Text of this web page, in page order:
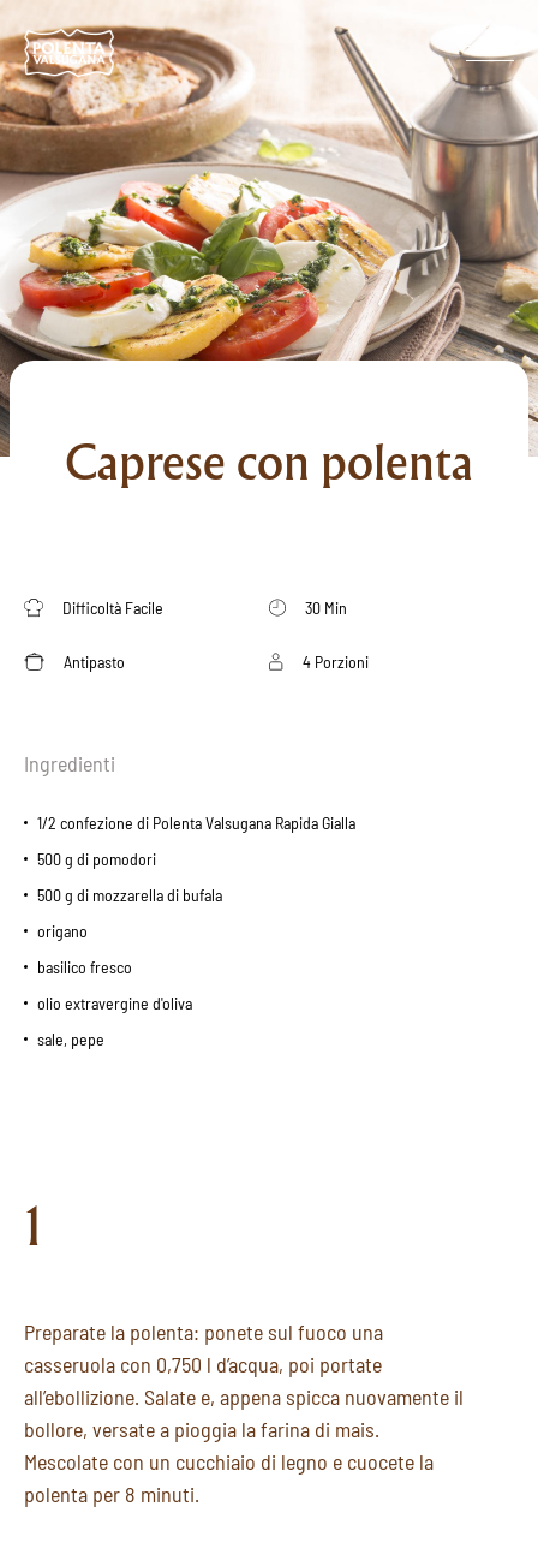
Caprese con polenta
Difficoltà Facile 30 Min
Antipasto 4 Porzioni
Ingredienti
1/2 confezione di Polenta Valsugana Rapida Gialla
500 g di pomodori
500 g di mozzarella di bufala
origano
basilico fresco
olio extravergine d'oliva
sale, pepe
1
Preparate la polenta: ponete sul fuoco una
casseruola con 0,750 l d’acqua, poi portate
all’ebollizione. Salate e, appena spicca nuovamente il
bollore, versate a pioggia la farina di mais.
Mescolate con un cucchiaio di legno e cuocete la
polenta per 8 minuti.